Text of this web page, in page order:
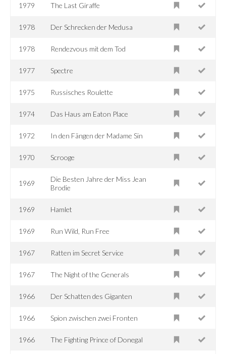
1979 The Last Giraffe
1978 Der Schrecken der Medusa
1978 Rendezvous mit dem Tod
1977 Spectre
1975 Russisches Roulette
1974 Das Haus am Eaton Place
1972 In den Fängen der Madame Sin
1970 Scrooge
1969
Die Besten Jahre der Miss Jean
Brodie
1969 Hamlet
1969 Run Wild, Run Free
1967 Ratten im Secret Service
1967 The Night of the Generals
1966 Der Schatten des Giganten
1966 Spion zwischen zwei Fronten
1966 The Fighting Prince of Donegal